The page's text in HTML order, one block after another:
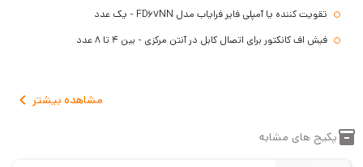
تقویت کننده یا آمپلی فایر فرایاب مدل FD67NN - یک عدد
فیش اف کانکتور برای اتصال کابل در آنتن مرکزی - بین 4 تا 8 عدد
مشاهده بیشتر
پکیج های مشابه